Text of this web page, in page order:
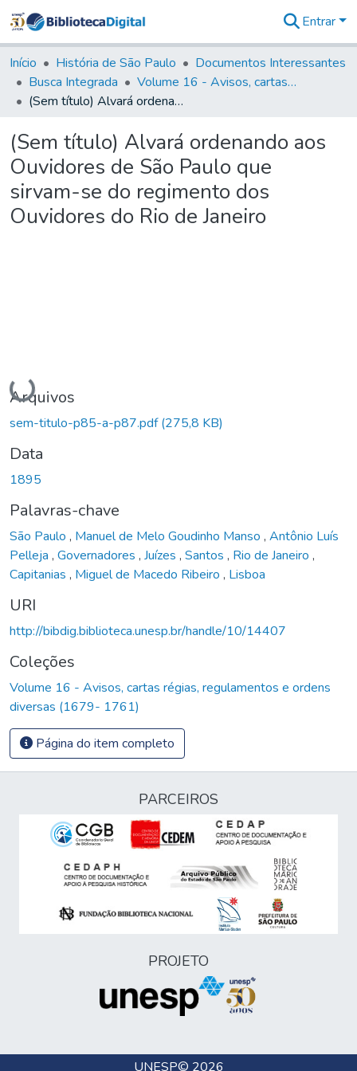
&
Coleções
Tudo na
Biblioteca
Estatísticas
Entrar
Início História de São Paulo
Documentos Interessantes
Busca Integrada
Volume 16 - Avisos, cartas régias, regulamentos e ordens diversas (1679- 1761)
(Sem título) Alvará ordenando aos Ouvidores de São Paulo que sirvam-se do regimento dos Ouvidores do Rio de Janeiro
(Sem título) Alvará ordenando aos
Ouvidores de São Paulo que
sirvam-se do regimento dos
Ouvidores do Rio de Janeiro
Carregando...
Arquivos
sem-titulo-p85-a-p87.pdf(275,8 KB)
Data
1895
Palavras-chave
São Paulo , Manuel de Melo Goudinho Manso , Antônio Luís
Pelleja , Governadores , Juízes , Santos , Rio de Janeiro ,
Capitanias , Miguel de Macedo Ribeiro , Lisboa
URI
http://bibdig.biblioteca.unesp.br/handle/10/14407
Coleções
Volume 16 - Avisos, cartas régias, regulamentos e ordens
diversas (1679- 1761)
Página do item completo
PARCEIROS
PROJETO
UNESP© 2026